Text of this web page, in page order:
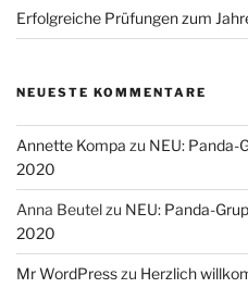
Erfolgreiche Prüfungen zum
NEUESTE KOMMENTARE
Annette Kompa zu NEU: Panda-
2020
Anna Beutelzu NEU: Panda-
2020
Mr WordPresszu Herzlich